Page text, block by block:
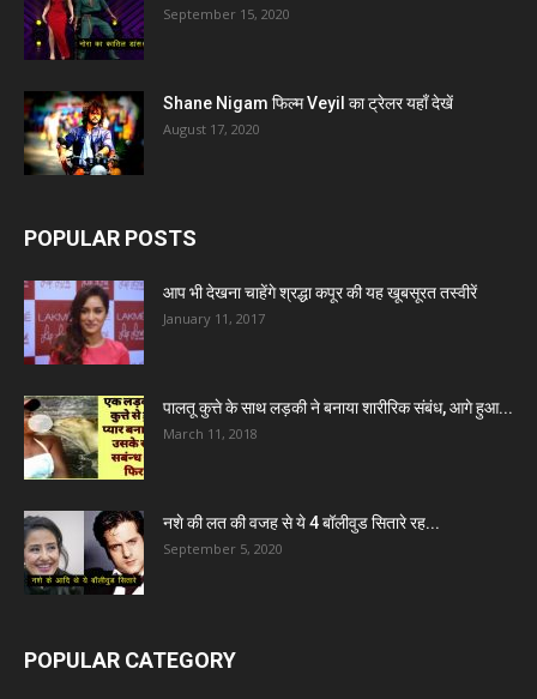
September 15, 2020
Shane Nigam फिल्म Veyil का ट्रेलर यहाँ देखें
August 17, 2020
POPULAR POSTS
आप भी देखना चाहेंगे श्रद्धा कपूर की यह खूबसूरत तस्वीरें
January 11, 2017
पालतू कुत्ते के साथ लड़की ने बनाया शारीरिक संबंध, आगे हुआ...
March 11, 2018
नशे की लत की वजह से ये 4 बॉलीवुड सितारे रह...
September 5, 2020
POPULAR CATEGORY